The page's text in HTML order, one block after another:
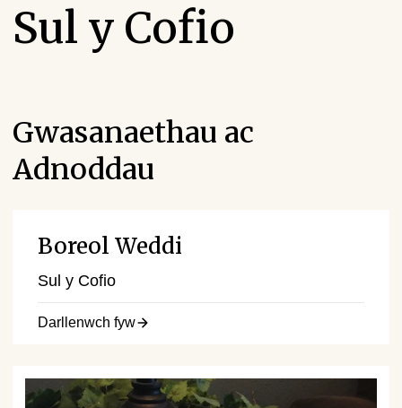
Sul y Cofio
Gwasanaethau ac
Adnoddau
Boreol Weddi
Sul y Cofio
Darllenwch fyw